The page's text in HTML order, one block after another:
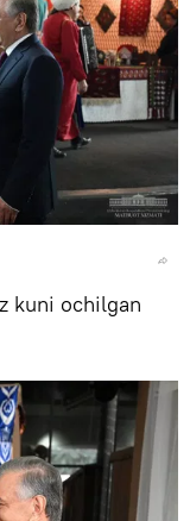
kuni ochilgan